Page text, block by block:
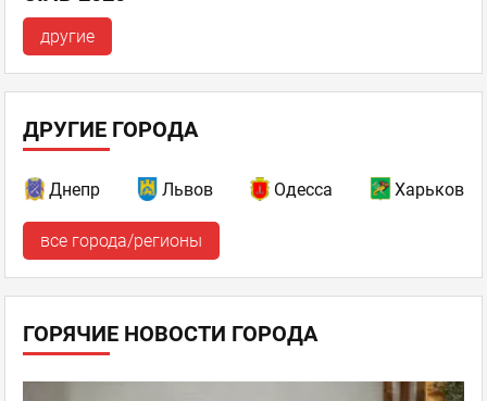
другие
ДРУГИЕ ГОРОДА
Днепр Львов Одесса Харьков
все города/регионы
ГОРЯЧИЕ НОВОСТИ ГОРОДА